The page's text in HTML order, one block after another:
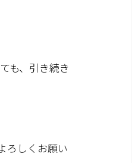
も、引き続き
ろしくお願い